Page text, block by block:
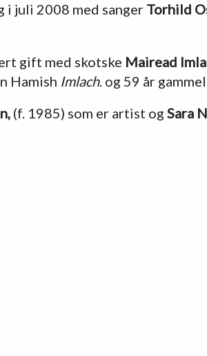
juli 2008 med sanger Torhild
gift med skotske Mairead
Hamish Imlach. og 59 år
(f. 1985) som er artist og Sara